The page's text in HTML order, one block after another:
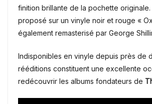
finition brillante de la pochette
proposé sur un vinyle noir et rouge «
également remasterisé par George
Indisponibles en vinyle depuis près de
rééditions constituent une excellente
redécouvrir les albums fondateurs de